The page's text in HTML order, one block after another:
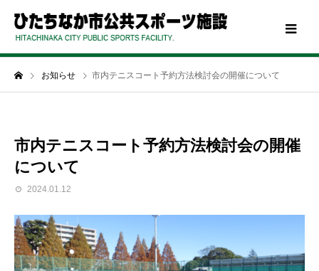
お知らせ 市内テニスコート予約方法検討会の開催について
市内テニスコート予約方法検討会の開催
について
2024.01.12